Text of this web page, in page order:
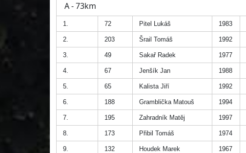
A - 73km
1. 72 Pitel Lukáš 1983
2. 203 Šrail Tomáš 1992
3. 49 Sakař Radek 1977
4. 67 Jenšík Jan 1988
5. 65 Kalista Jiří 1992
6. 188 Gramblička Matouš 1994
7. 195 Zahradník Matěj 1997
8. 173 Přibil Tomáš 1974
9. 132 Houdek Marek 1967